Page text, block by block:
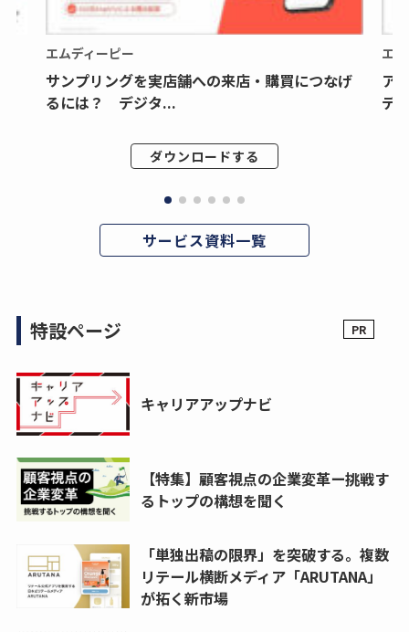
エムディーピー
サンプリングを実店舗への来店・購買につなげ
るには？ デジタ...
ダウンロードする
エ
ア
デ
サービス資料一覧
特設ページ
キャリアアップナビ
【特集】顧客視点の企業変革ー挑戦す
るトップの構想を聞く
「単独出稿の限界」を突破する。複数
リテール横断メディア「ARUTANA」
が拓く新市場